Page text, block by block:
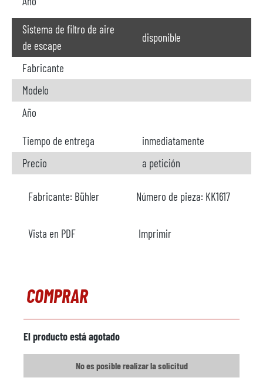
Sistema de filtro de aire
de escape
disponible
Fabricante
Modelo
Año
Tiempo de entrega
inmediatamente
Precio
a petición
Fabricante: Bühler Número de pieza: KK1617
Vista en PDF Imprimir
COMPRAR
El producto está agotado
No es posible realizar la solicitud